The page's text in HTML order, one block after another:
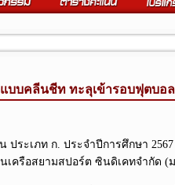
บบคลีนชีท ทะลุเข้ารอบฟุตบอ
ประเภท ก. ประจำปีการศึกษา
เครือสยามสปอร์ต ซินดิเคทจำกัด